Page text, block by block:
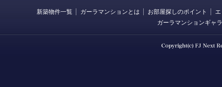
新築物件一覧 ガーラマンションとは お部屋探しのポイント
ガーラマンションギャ